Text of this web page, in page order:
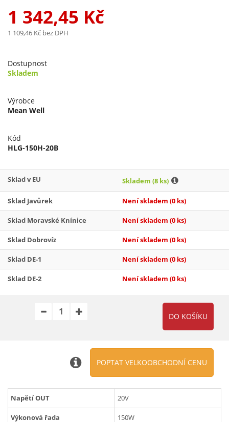
1 342,45 Kč
1 109,46 Kč bez DPH
Dostupnost
Skladem
Výrobce
Mean Well
Kód
HLG-150H-20B
Sklad v EU Skladem (8 ks)
Sklad Javůrek Není skladem (0 ks)
Sklad Moravské Knínice Není skladem (0 ks)
Sklad Dobrovíz Není skladem (0 ks)
Sklad DE-1 Není skladem (0 ks)
Sklad DE-2 Není skladem (0 ks)
POPTAT VELKOOBCHODNÍ CENU
Napětí OUT 20V
Výkonová řada 150W